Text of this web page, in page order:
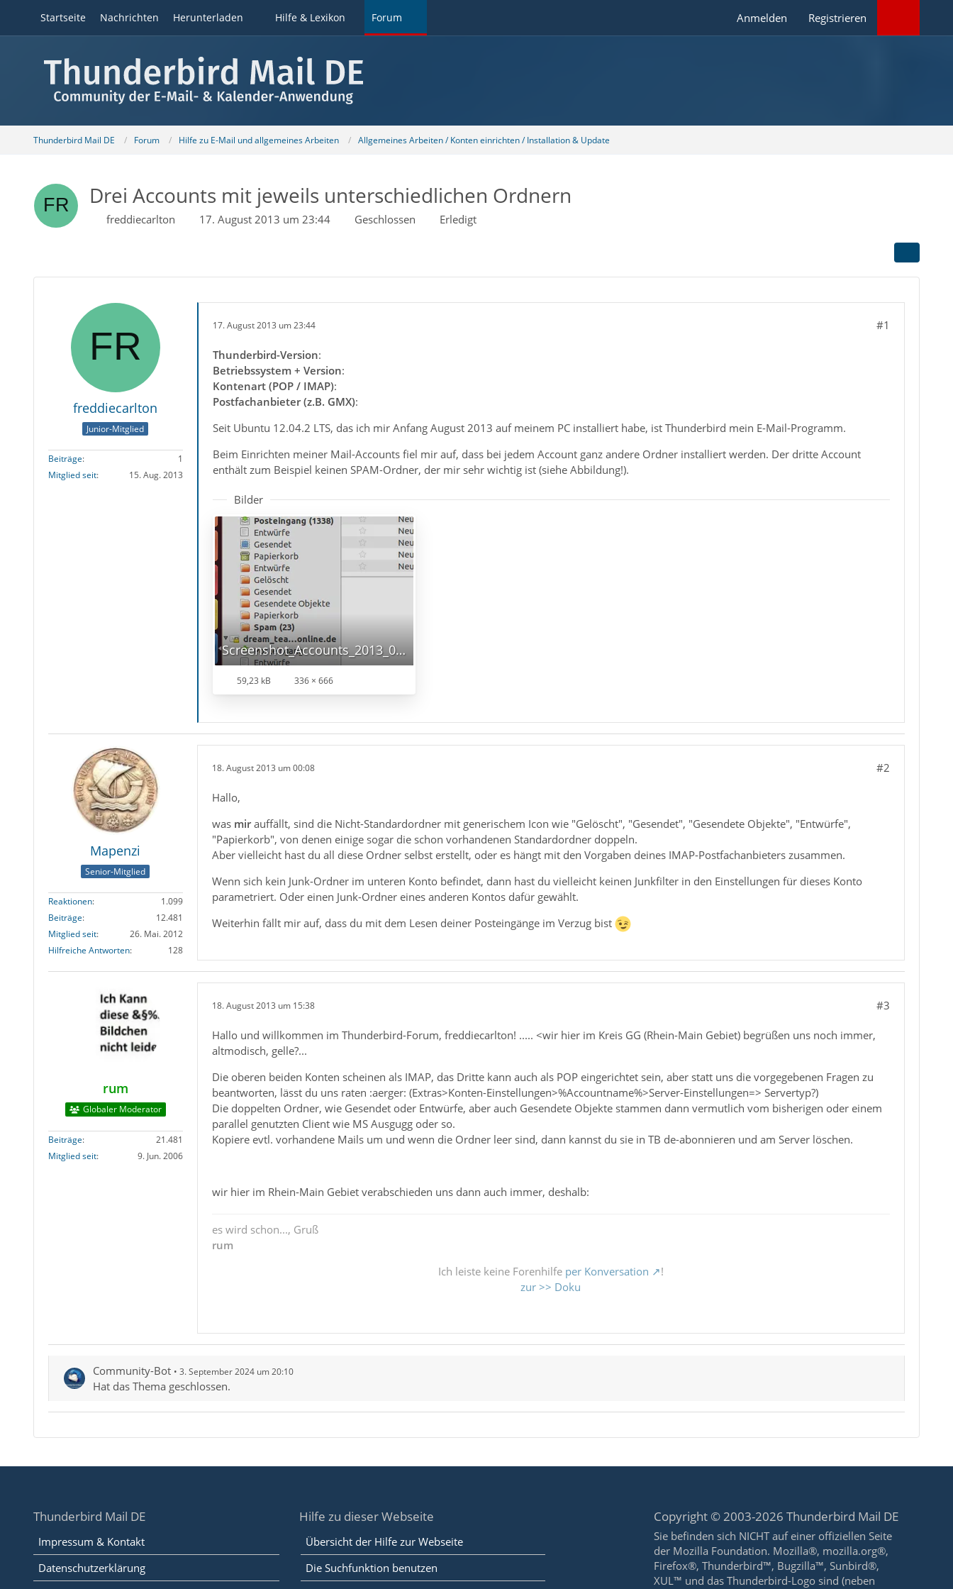
Startseite Nachrichten Herunterladen Hilfe & Lexikon Forum Anmelden Registrieren
Thunderbird Mail DE Forum Hilfe zu E-Mail und allgemeines Arbeiten Allgemeines Arbeiten / Konten einrichten / Installation & Update
Drei Accounts mit jeweils unterschiedlichen Ordnern
freddiecarlton 17. August 2013 um 23:44 Geschlossen Erledigt
freddiecarlton
Junior-Mitglied
Beiträge
1
Mitglied seit
15. Aug. 2013
17. August 2013 um 23:44 #1
Thunderbird-Version:
Betriebssystem + Version:
Kontenart (POP / IMAP):
Postfachanbieter (z.B. GMX):
Seit Ubuntu 12.04.2 LTS, das ich mir Anfang August 2013 auf meinem PC installiert habe, ist Thunderbird mein E-Mail-Programm.
Beim Einrichten meiner Mail-Accounts fiel mir auf, dass bei jedem Account ganz andere Ordner installiert werden. Der dritte Account
enthält zum Beispiel keinen SPAM-Ordner, der mir sehr wichtig ist (siehe Abbildung!).
Bilder
Screenshot_Accounts_2013_08_16.png
59,23 kB 336 × 666
Mapenzi
Senior-Mitglied
Reaktionen
1.099
Beiträge
12.481
Mitglied seit
26. Mai. 2012
Hilfreiche Antworten
128
18. August 2013 um 00:08 #2
Hallo,
was mirauffällt, sind die Nicht-Standardordner mit generischem Icon wie "Gelöscht", "Gesendet", "Gesendete Objekte", "Entwürfe",
"Papierkorb", von denen einige sogar die schon vorhandenen Standardordner doppeln.
Aber vielleicht hast du all diese Ordner selbst erstellt, oder es hängt mit den Vorgaben deines IMAP-Postfachanbieters zusammen.
Wenn sich kein Junk-Ordner im unteren Konto befindet, dann hast du vielleicht keinen Junkfilter in den Einstellungen für dieses Konto
parametriert. Oder einen Junk-Ordner eines anderen Kontos dafür gewählt.
Weiterhin fällt mir auf, dass du mit dem Lesen deiner Posteingänge im Verzug bist
rum
Globaler Moderator
Beiträge
21.481
Mitglied seit
9. Jun. 2006
18. August 2013 um 15:38 #3
Hallo und willkommen im Thunderbird-Forum, freddiecarlton! ..... <wir hier im Kreis GG (Rhein-Main Gebiet) begrüßen uns noch immer,
altmodisch, gelle?...
Die oberen beiden Konten scheinen als IMAP, das Dritte kann auch als POP eingerichtet sein, aber statt uns die vorgegebenen Fragen zu
beantworten, lässt du uns raten :aerger: (Extras>Konten-Einstellungen>%Accountname%>Server-Einstellungen=> Servertyp?)
Die doppelten Ordner, wie Gesendet oder Entwürfe, aber auch Gesendete Objekte stammen dann vermutlich vom bisherigen oder einem
parallel genutzten Client wie MS Ausgugg oder so.
Kopiere evtl. vorhandene Mails um und wenn die Ordner leer sind, dann kannst du sie in TB de-abonnieren und am Server löschen.
wir hier im Rhein-Main Gebiet verabschieden uns dann auch immer, deshalb:
es wird schon..., Gruß
rum
Ich leiste keine Forenhilfe per Konversation
!
zur >> Doku
Community-Bot 3. September 2024 um 20:10
Hat das Thema geschlossen.
Thunderbird Mail DE
Impressum & Kontakt
Datenschutzerklärung
Hilfe zu dieser Webseite
Übersicht der Hilfe zur Webseite
Die Suchfunktion benutzen
Copyright © 2003-2026 Thunderbird Mail DE
Sie befinden sich NICHT auf einer offiziellen Seite
der Mozilla Foundation. Mozilla®, mozilla.org®,
Firefox®, Thunderbird™, Bugzilla™, Sunbird®,
XUL™ und das Thunderbird-Logo sind (neben